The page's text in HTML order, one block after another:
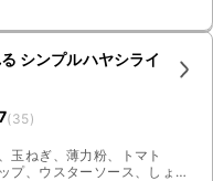
シンプルハヤシライ
(35)
玉ねぎ、薄力粉、トマト
プ、ウスターソース、しょう